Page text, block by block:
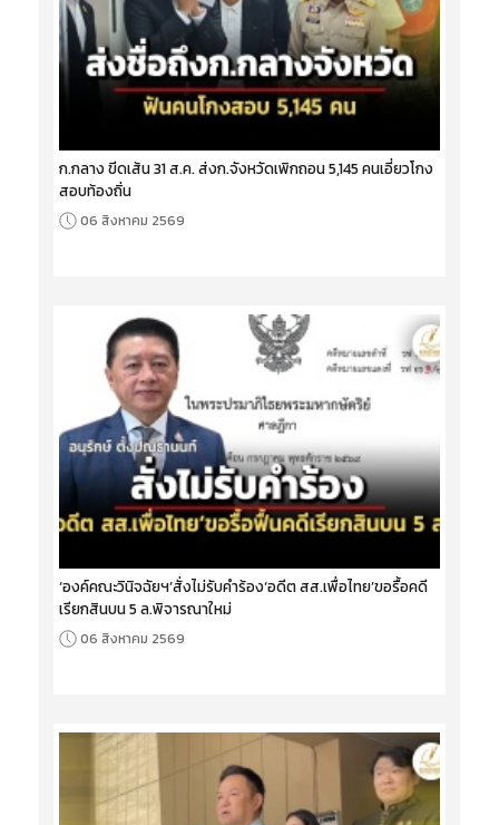
ก.กลาง ขีดเส้น 31 ส.ค. ส่งก.จังหวัดเพิกถอน 5,145 คนเอี่ยวโกง
สอบท้องถิ่น
06 สิงหาคม 2569
‘องค์คณะวินิจฉัยฯ’สั่งไม่รับคำร้อง‘อดีต สส.เพื่อไทย’ขอรื้อคดี
เรียกสินบน 5 ล.พิจารณาใหม่
06 สิงหาคม 2569